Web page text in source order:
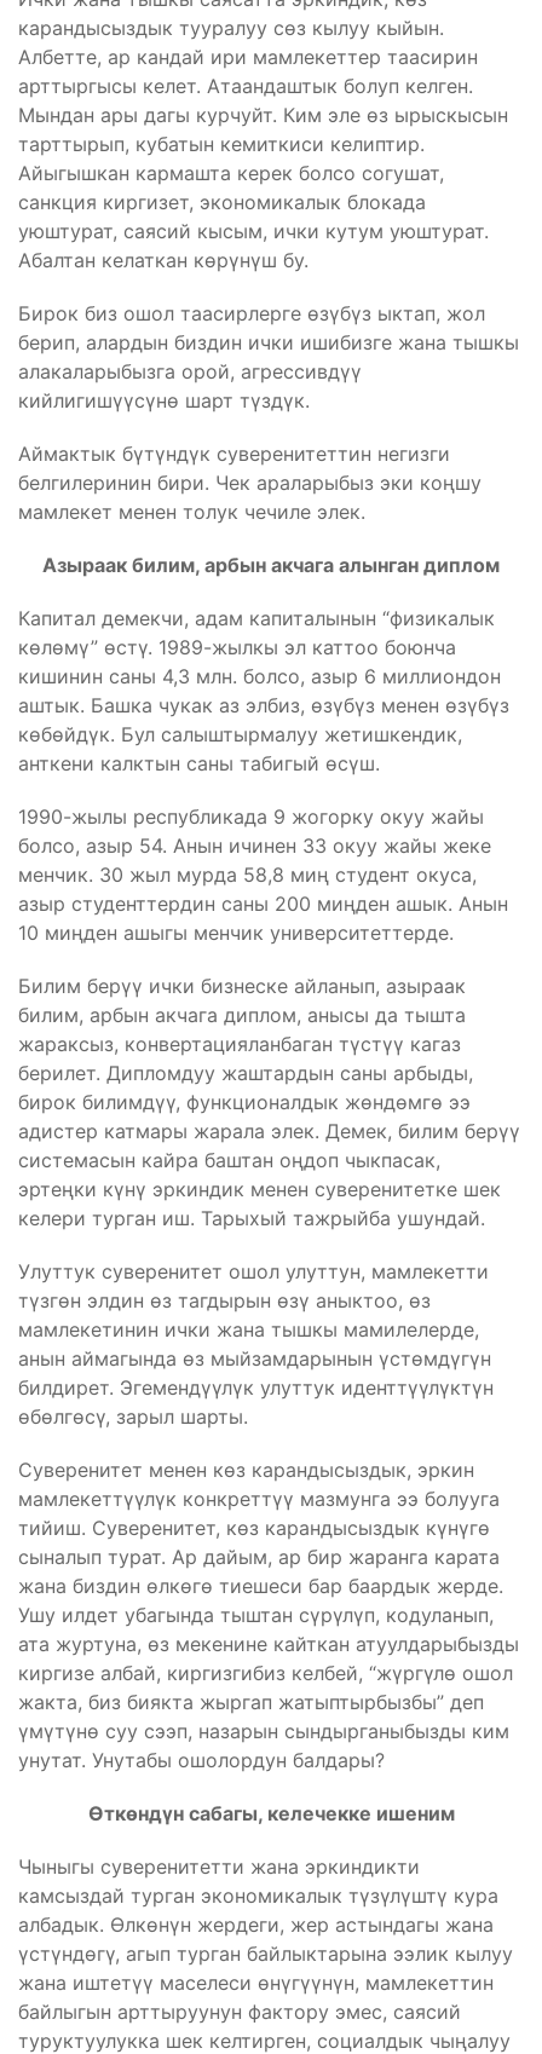
карандысыздык тууралуу сөз кылуу кыйын.
Албетте, ар кандай ири мамлекеттер таасирин
арттыргысы келет. Атаандаштык болуп келген.
Мындан ары дагы курчуйт. Ким эле өз ырыскысын
тарттырып, кубатын кемиткиси келиптир.
Айыгышкан кармашта керек болсо согушат,
санкция киргизет, экономикалык блокада
уюштурат, саясий кысым, ички кутум уюштурат.
Абалтан келаткан көрүнүш бу.
Бирок биз ошол таасирлерге өзүбүз ыктап, жол
берип, алардын биздин ички ишибизге жана тышкы
алакаларыбызга орой, агрессивдүү
кийлигишүүсүнө шарт түздүк.
Аймактык бүтүндүк суверенитеттин негизги
белгилеринин бири. Чек араларыбыз эки коңшу
мамлекет менен толук чечиле элек.
Азыраак билим, арбын акчага алынган диплом
Капитал демекчи, адам капиталынын “физикалык
көлөмү” өстү. 1989-жылкы эл каттоо боюнча
кишинин саны 4,3 млн. болсо, азыр 6 миллиондон
аштык. Башка чукак аз элбиз, өзүбүз менен өзүбүз
көбөйдүк. Бул салыштырмалуу жетишкендик,
анткени калктын саны табигый өсүш.
1990-жылы республикада 9 жогорку окуу жайы
болсо, азыр 54. Анын ичинен 33 окуу жайы жеке
менчик. 30 жыл мурда 58,8 миң студент окуса,
азыр студенттердин саны 200 миңден ашык. Анын
10 миңден ашыгы менчик университеттерде.
Билим берүү ички бизнеске айланып, азыраак
билим, арбын акчага диплом, анысы да тышта
жараксыз, конвертацияланбаган түстүү кагаз
берилет. Дипломдуу жаштардын саны арбыды,
бирок билимдүү, функционалдык жөндөмгө ээ
адистер катмары жарала элек. Демек, билим берүү
системасын кайра баштан оңдоп чыкпасак,
эртеңки күнү эркиндик менен суверенитетке шек
келери турган иш. Тарыхый тажрыйба ушундай.
Улуттук суверенитет ошол улуттун, мамлекетти
түзгөн элдин өз тагдырын өзү аныктоо, өз
мамлекетинин ички жана тышкы мамилелерде,
анын аймагында өз мыйзамдарынын үстөмдүгүн
билдирет. Эгемендүүлүк улуттук иденттүүлүктүн
өбөлгөсү, зарыл шарты.
Суверенитет менен көз карандысыздык, эркин
мамлекеттүүлүк конкреттүү мазмунга ээ болууга
тийиш. Суверенитет, көз карандысыздык күнүгө
сыналып турат. Ар дайым, ар бир жаранга карата
жана биздин өлкөгө тиешеси бар баардык жерде.
Ушу илдет убагында тыштан сүрүлүп, кодуланып,
ата журтуна, өз мекенине кайткан атуулдарыбызды
киргизе албай, киргизгибиз келбей, “жүргүлө ошол
жакта, биз биякта жыргап жатыптырбызбы” деп
үмүтүнө суу сээп, назарын сындырганыбызды ким
унутат. Унутабы ошолордун балдары?
Өткөндүн сабагы, келечекке ишеним
Чыныгы суверенитетти жана эркиндикти
камсыздай турган экономикалык түзүлүштү кура
албадык. Өлкөнүн жердеги, жер астындагы жана
үстүндөгү, агып турган байлыктарына ээлик кылуу
жана иштетүү маселеси өнүгүүнүн, мамлекеттин
байлыгын арттыруунун фактору эмес, саясий
туруктуулукка шек келтирген, социалдык чыңалуу